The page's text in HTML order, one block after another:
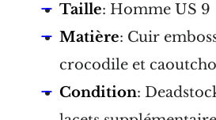
Taille: Homme US 9
Matière: Cuir
crocodile et
Condition: